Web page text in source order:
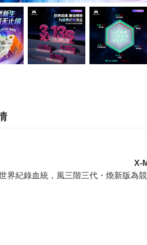
X-
界紀錄血統，風三階三代・煥新版為